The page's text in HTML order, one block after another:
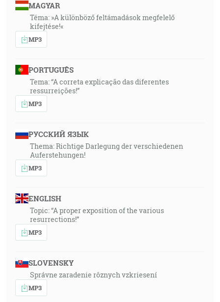
MAGYAR
Téma: »A különböző feltámadások megfelelő
kifejtése!«
MP3
PORTUGUÊS
Tema: “A correta explicação das diferentes
ressurreições!”
MP3
РУССКИЙ ЯЗЫК
Thema: Richtige Darlegung der verschiedenen
Auferstehungen!
MP3
ENGLISH
Topic: “A proper exposition of the various
resurrections!”
MP3
SLOVENSKY
Správne zaradenie rôznych vzkriesení
MP3